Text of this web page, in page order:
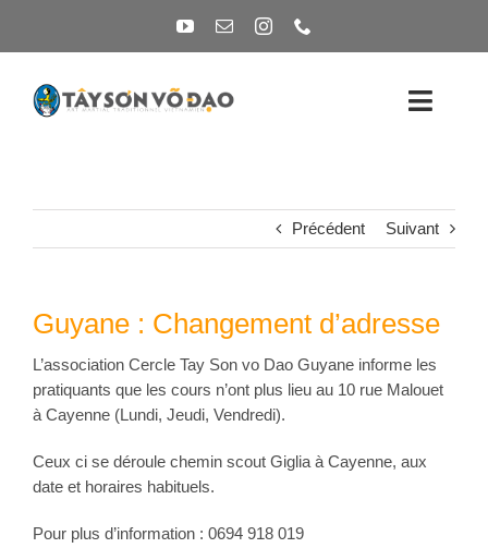
CONTACTEZ-NOUS
Précédent Suivant
Guyane : Changement d’adresse
L’association Cercle Tay Son vo Dao Guyane informe les
pratiquants que les cours n’ont plus lieu au 10 rue Malouet
à Cayenne (Lundi, Jeudi, Vendredi).
Ceux ci se déroule chemin scout Giglia à Cayenne, aux
date et horaires habituels.
Pour plus d’information : 0694 918 019